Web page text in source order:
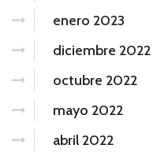
enero 2023
diciembre 2022
octubre 2022
mayo 2022
abril 2022